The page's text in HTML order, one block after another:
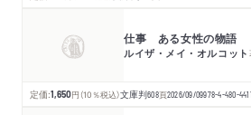
仕事 ある女性の物語
ルイザ・メイ・オルコット
定価:1,650円 （10％税込）文庫判608頁2026/09/09978-4-480-